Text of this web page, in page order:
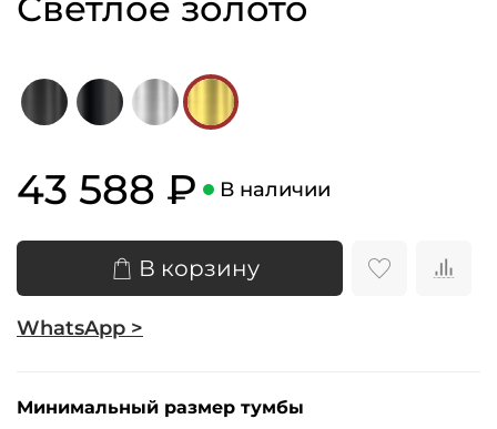
43 588 ₽ В наличии
В корзину
WhatsApp >
Минимальный размер тумбы